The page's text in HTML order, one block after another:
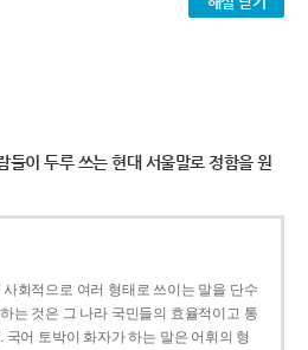
들이 두루 쓰는 현대 서울말로 정함을 원
회적으로 여러 형태로 쓰이는 말을 단수
는 것은 그 나라 국민들의 효율적이고 통
어 토박이 화자가 하는 말은 어휘의 형